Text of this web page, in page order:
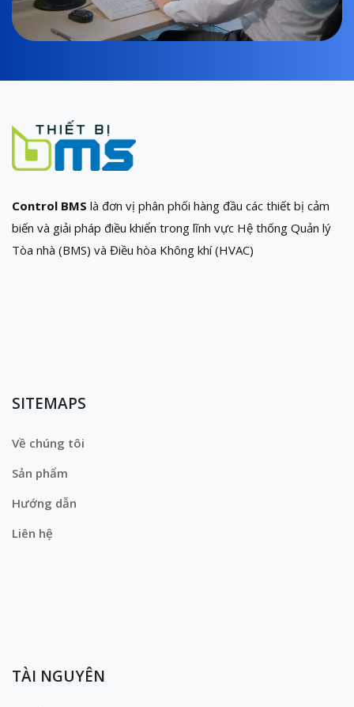
Control BMS là đơn vị phân phối hàng đầu các thiết bị cảm
biến và giải pháp điều khiển trong lĩnh vực Hệ thống Quản lý
Tòa nhà (BMS) và Điều hòa Không khí (HVAC)
SITEMAPS
Về chúng tôi
Sản phẩm
Hướng dẫn
Liên hệ
TÀI NGUYÊN